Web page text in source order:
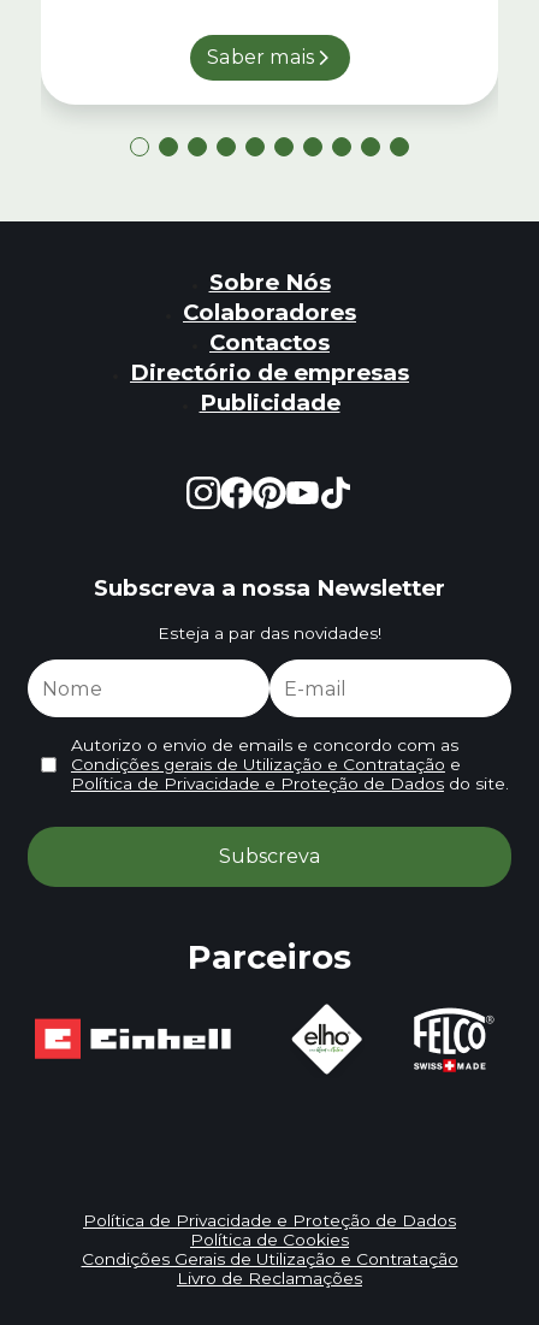
Saber mais
Sobre Nós
Colaboradores
Contactos
Directório de empresas
Publicidade
Subscreva a nossa Newsletter
Esteja a par das novidades!
Autorizo o envio de emails e concordo com as
Condições gerais de Utilização e Contratação e
Política de Privacidade e Proteção de Dadosdo site.
Parceiros
Política de Privacidade e Proteção de Dados
Política de Cookies
Condições Gerais de Utilização e Contratação
Livro de Reclamações